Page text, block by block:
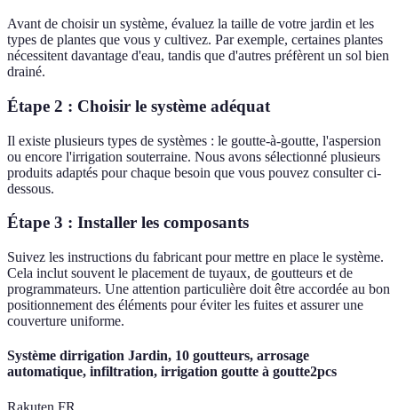
Avant de choisir un système, évaluez la taille de votre jardin et les
types de plantes que vous y cultivez. Par exemple, certaines plantes
nécessitent davantage d'eau, tandis que d'autres préfèrent un sol bien
drainé.
Étape 2 : Choisir le système adéquat
Il existe plusieurs types de systèmes : le goutte-à-goutte, l'aspersion
ou encore l'irrigation souterraine. Nous avons sélectionné plusieurs
produits adaptés pour chaque besoin que vous pouvez consulter ci-
dessous.
Étape 3 : Installer les composants
Suivez les instructions du fabricant pour mettre en place le système.
Cela inclut souvent le placement de tuyaux, de goutteurs et de
programmateurs. Une attention particulière doit être accordée au bon
positionnement des éléments pour éviter les fuites et assurer une
couverture uniforme.
Système dirrigation Jardin, 10 goutteurs, arrosage
automatique, infiltration, irrigation goutte à goutte2pcs
Rakuten FR